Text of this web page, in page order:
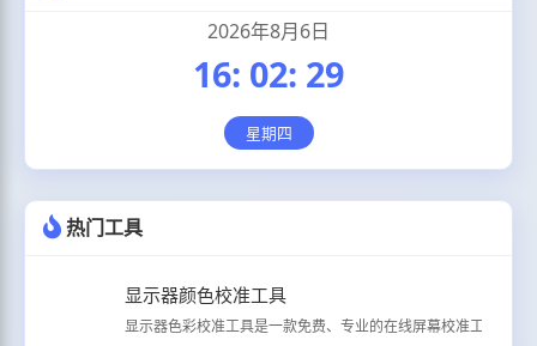
2026年8月6日
16: 02: 30
星期四
热门工具
显示器颜色校准工具
显示器色彩校准工具是一款免费、专业的在线屏幕校准工具，